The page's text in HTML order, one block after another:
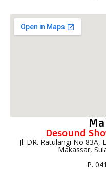
Desound
Jl. DR. Ratulangi No
Makassar,
P.